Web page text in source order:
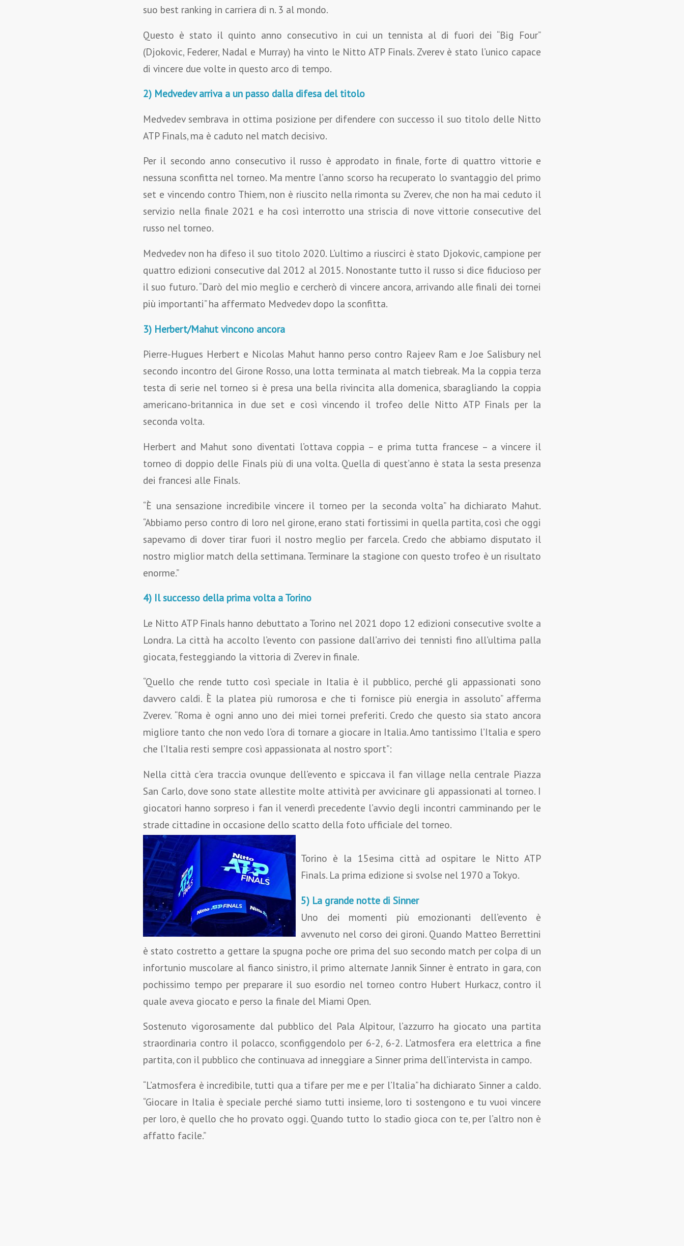
suo best ranking in carriera di n. 3 al mondo.
Questo è stato il quinto anno consecutivo in cui un tennista al di fuori dei “Big Four”
(Djokovic, Federer, Nadal e Murray) ha vinto le Nitto ATP Finals. Zverev è stato l’unico capace
di vincere due volte in questo arco di tempo.
2) Medvedev arriva a un passo dalla difesa del titolo
Medvedev sembrava in ottima posizione per difendere con successo il suo titolo delle Nitto
ATP Finals, ma è caduto nel match decisivo.
Per il secondo anno consecutivo il russo è approdato in finale, forte di quattro vittorie e
nessuna sconfitta nel torneo. Ma mentre l’anno scorso ha recuperato lo svantaggio del primo
set e vincendo contro Thiem, non è riuscito nella rimonta su Zverev, che non ha mai ceduto il
servizio nella finale 2021 e ha così interrotto una striscia di nove vittorie consecutive del
russo nel torneo.
Medvedev non ha difeso il suo titolo 2020. L’ultimo a riuscirci è stato Djokovic, campione per
quattro edizioni consecutive dal 2012 al 2015. Nonostante tutto il russo si dice fiducioso per
il suo futuro. “Darò del mio meglio e cercherò di vincere ancora, arrivando alle finali dei tornei
più importanti” ha affermato Medvedev dopo la sconfitta.
3) Herbert/Mahut vincono ancora
Pierre-Hugues Herbert e Nicolas Mahut hanno perso contro Rajeev Ram e Joe Salisbury nel
secondo incontro del Girone Rosso, una lotta terminata al match tiebreak. Ma la coppia terza
testa di serie nel torneo si è presa una bella rivincita alla domenica, sbaragliando la coppia
americano-britannica in due set e così vincendo il trofeo delle Nitto ATP Finals per la
seconda volta.
Herbert and Mahut sono diventati l’ottava coppia – e prima tutta francese – a vincere il
torneo di doppio delle Finals più di una volta. Quella di quest’anno è stata la sesta presenza
dei francesi alle Finals.
“È una sensazione incredibile vincere il torneo per la seconda volta” ha dichiarato Mahut.
“Abbiamo perso contro di loro nel girone, erano stati fortissimi in quella partita, così che oggi
sapevamo di dover tirar fuori il nostro meglio per farcela. Credo che abbiamo disputato il
nostro miglior match della settimana. Terminare la stagione con questo trofeo è un risultato
enorme.”
4) Il successo della prima volta a Torino
Le Nitto ATP Finals hanno debuttato a Torino nel 2021 dopo 12 edizioni consecutive svolte a
Londra. La città ha accolto l’evento con passione dall’arrivo dei tennisti fino all’ultima palla
giocata, festeggiando la vittoria di Zverev in finale.
“Quello che rende tutto così speciale in Italia è il pubblico, perché gli appassionati sono
davvero caldi. È la platea più rumorosa e che ti fornisce più energia in assoluto” afferma
Zverev. “Roma è ogni anno uno dei miei tornei preferiti. Credo che questo sia stato ancora
migliore tanto che non vedo l’ora di tornare a giocare in Italia. Amo tantissimo l’Italia e spero
che l’Italia resti sempre così appassionata al nostro sport”:
Nella città c’era traccia ovunque dell’evento e spiccava il fan village nella centrale Piazza
San Carlo, dove sono state allestite molte attività per avvicinare gli appassionati al torneo. I
giocatori hanno sorpreso i fan il venerdì precedente l’avvio degli incontri camminando per le
strade cittadine in occasione dello scatto della foto ufficiale del torneo.
Torino è la 15esima città ad ospitare le Nitto ATP
Finals. La prima edizione si svolse nel 1970 a Tokyo.
5) La grande notte di Sinner
Uno dei momenti più emozionanti dell’evento è
avvenuto nel corso dei gironi. Quando Matteo Berrettini
è stato costretto a gettare la spugna poche ore prima del suo secondo match per colpa di un
infortunio muscolare al fianco sinistro, il primo alternate Jannik Sinner è entrato in gara, con
pochissimo tempo per preparare il suo esordio nel torneo contro Hubert Hurkacz, contro il
quale aveva giocato e perso la finale del Miami Open.
Sostenuto vigorosamente dal pubblico del Pala Alpitour, l’azzurro ha giocato una partita
straordinaria contro il polacco, sconfiggendolo per 6-2, 6-2. L’atmosfera era elettrica a fine
partita, con il pubblico che continuava ad inneggiare a Sinner prima dell’intervista in campo.
“L’atmosfera è incredibile, tutti qua a tifare per me e per l’Italia” ha dichiarato Sinner a caldo.
“Giocare in Italia è speciale perché siamo tutti insieme, loro ti sostengono e tu vuoi vincere
per loro, è quello che ho provato oggi. Quando tutto lo stadio gioca con te, per l’altro non è
affatto facile.”